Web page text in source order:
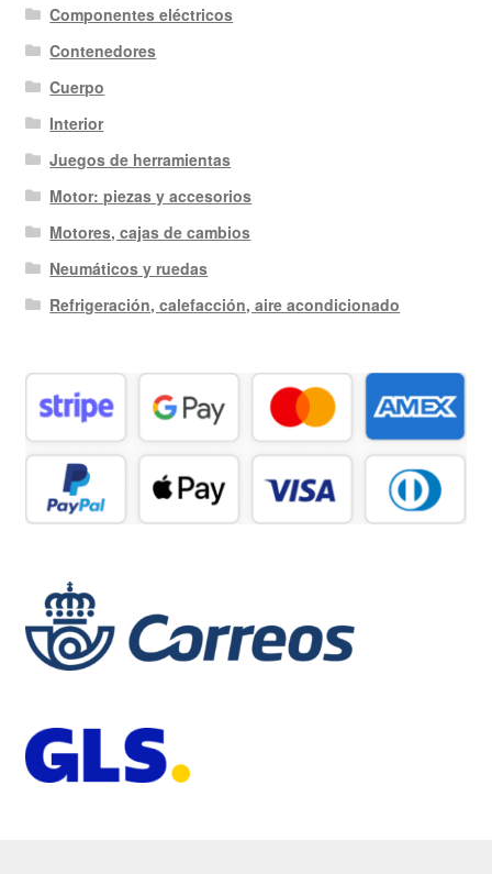
Componentes eléctricos
Contenedores
Cuerpo
Interior
Juegos de herramientas
Motor: piezas y accesorios
Motores, cajas de cambios
Neumáticos y ruedas
Refrigeración, calefacción, aire acondicionado